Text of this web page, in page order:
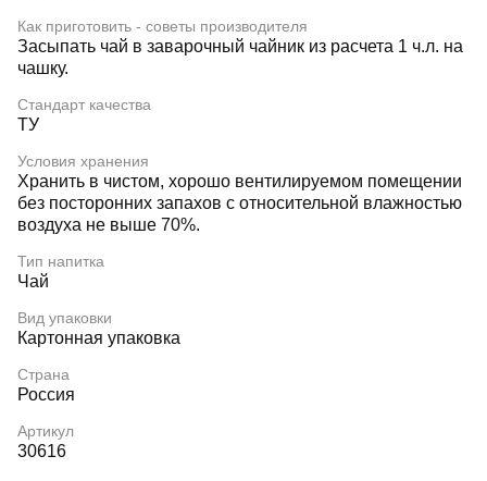
Как приготовить - советы производителя
Засыпать чай в заварочный чайник из расчета 1 ч.л. на
чашку.
Стандарт качества
ТУ
Условия хранения
Хранить в чистом, хорошо вентилируемом помещении
без посторонних запахов с относительной влажностью
воздуха не выше 70%.
Тип напитка
Чай
Вид упаковки
Картонная упаковка
Страна
Россия
Артикул
30616